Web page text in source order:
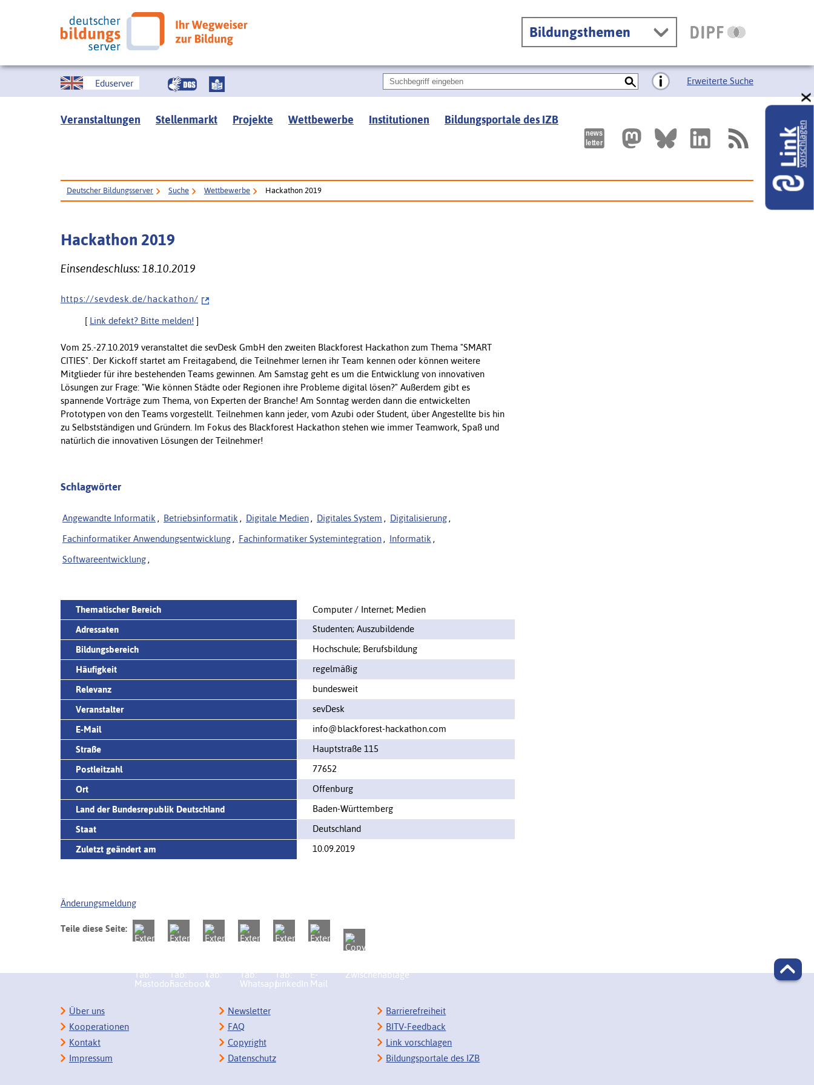
Bildungsthemen
Eduserver Erweiterte Suche
Veranstaltungen Stellenmarkt Projekte Wettbewerbe Institutionen Bildungsportale des IZB
Deutscher Bildungsserver Suche Wettbewerbe Hackathon 2019
Hackathon 2019
Einsendeschluss: 18.10.2019
h t t p s : / / s e v d e s k . d e / h a c k a t h o n /
[ Link defekt? Bitte melden! ]
Vom 25.-27.10.2019 veranstaltet die sevDesk GmbH den zweiten Blackforest Hackathon zum Thema "SMART
CITIES". Der Kickoff startet am Freitagabend, die Teilnehmer lernen ihr Team kennen oder können weitere
Mitglieder für ihre bestehenden Teams gewinnen. Am Samstag geht es um die Entwicklung von innovativen
Lösungen zur Frage: "Wie können Städte oder Regionen ihre Probleme digital lösen?" Außerdem gibt es
spannende Vorträge zum Thema, von Experten der Branche! Am Sonntag werden dann die entwickelten
Prototypen von den Teams vorgestellt. Teilnehmen kann jeder, vom Azubi oder Student, über Angestellte bis hin
zu Selbstständigen und Gründern. Im Fokus des Blackforest Hackathon stehen wie immer Teamwork, Spaß und
natürlich die innovativen Lösungen der Teilnehmer!
Schlagwörter
Angewandte Informatik , Betriebsinformatik , Digitale Medien , Digitales System , Digitalisierung ,
Fachinformatiker Anwendungsentwicklung , Fachinformatiker Systemintegration , Informatik ,
Softwareentwicklung ,
Thematischer Bereich
Computer / Internet; Medien
Adressaten
Studenten; Auszubildende
Bildungsbereich
Hochschule; Berufsbildung
Häufigkeit
regelmäßig
Relevanz
bundesweit
Veranstalter
sevDesk
E-Mail
info@blackforest-hackathon.com
Straße
Hauptstraße 115
Postleitzahl
77652
Ort
Offenburg
Land der Bundesrepublik Deutschland
Baden-Württemberg
Staat
Deutschland
Zuletzt geändert am
10.09.2019
Änderungsmeldung
Teile diese Seite:
Linkvorschlagen
Über uns
Kooperationen
Kontakt
Impressum
Newsletter
FAQ
Copyright
Datenschutz
Barrierefreiheit
BITV-Feedback
Link vorschlagen
Bildungsportale des IZB